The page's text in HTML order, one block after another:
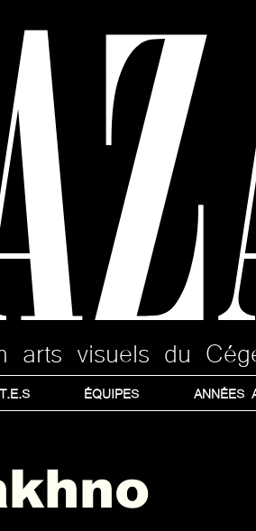
visuels du
ÉQUIPES ANNÉES